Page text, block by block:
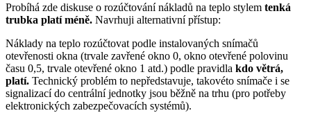
Probíhá zde diskuse o rozúčtování nákladů na teplo stylem tenká
trubka platí méně. Navrhuji alternativní přístup:
Náklady na teplo rozúčtovat podle instalovaných snímačů
otevřenosti okna (trvale zavřené okno 0, okno otevřené polovinu
času 0,5, trvale otevřené okno 1 atd.) podle pravidla kdo větrá,
platí. Technický problém to nepředstavuje, takovéto snímače i se
signalizací do centrální jednotky jsou běžně na trhu (pro potřeby
elektronických zabezpečovacích systémů).